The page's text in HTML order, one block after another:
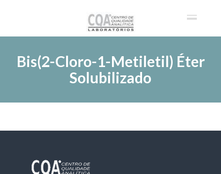
Bis(2-Cloro-1-Metiletil) Éter
Solubilizado